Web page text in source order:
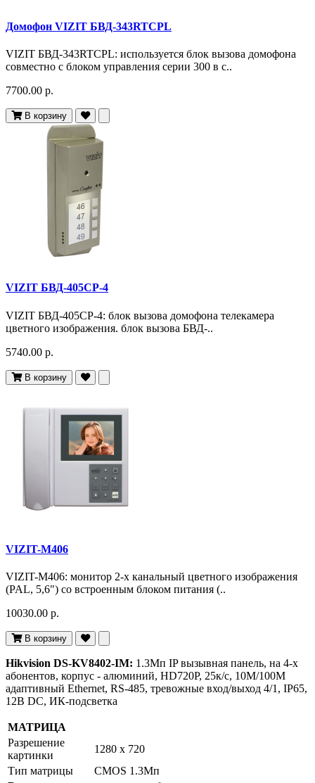
Домофон VIZIT БВД-343RTCPL
VIZIT БВД-343RTCPL: используется блок вызова домофона
совместно с блоком управления серии 300 в с..
7700.00 р.
В корзину
VIZIT БВД-405CP-4
VIZIT БВД-405CP-4: блок вызова домофона телекамера
цветного изображения. блок вызова БВД-..
5740.00 р.
В корзину
VIZIT-M406
VIZIT-M406: монитор 2-х канальный цветного изображения
(PAL, 5,6") со встроенным блоком питания (..
10030.00 р.
В корзину
Hikvision DS-KV8402-IM: 1.3Мп IP вызывная панель, на 4-х
абонентов, корпус - алюминий, HD720P, 25к/с, 10M/100M
адаптивный Ethernet, RS-485, тревожные вход/выход 4/1, IP65,
12В DC, ИК-подсветка
МАТРИЦА
Разрешение
картинки
1280 х 720
Тип матрицы
CMOS 1.3Mп